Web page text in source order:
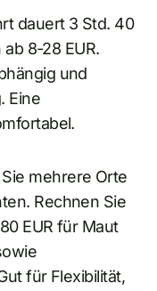
dauert 3 Std. 40
8-28 EUR.
und
Eine
mehrere Orte
Rechnen Sie
EUR für Maut
für Flexibilität,